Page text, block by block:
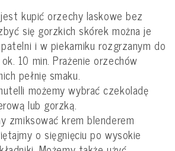
kupić orzechy laskowe bez
się gorzkich skórek można je
i w piekarniku rozgrzanym do
10 min. Prażenie orzechów
pełnię smaku.
możemy wybrać czekoladę
lub gorzką.
zmiksować krem blenderem
o sięgnięciu po wysokie